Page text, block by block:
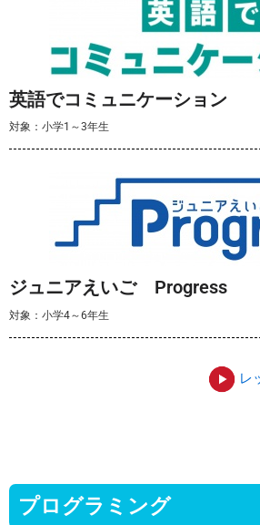
英語でコミュニケーション
対象：小学1～3年生
ジュニアえいご Progress
対象：小学4～6年生
レ
プログラミング